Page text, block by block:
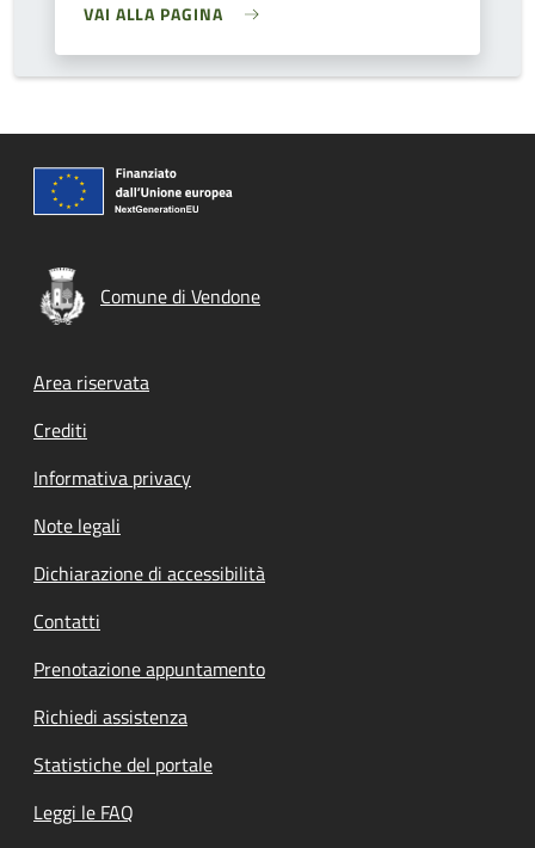
VAI ALLA PAGINA
Comune di Vendone
Footer menu
Area riservata
Crediti
Informativa privacy
Note legali
Dichiarazione di accessibilità
Contatti
Prenotazione appuntamento
Richiedi assistenza
Statistiche del portale
Leggi le FAQ